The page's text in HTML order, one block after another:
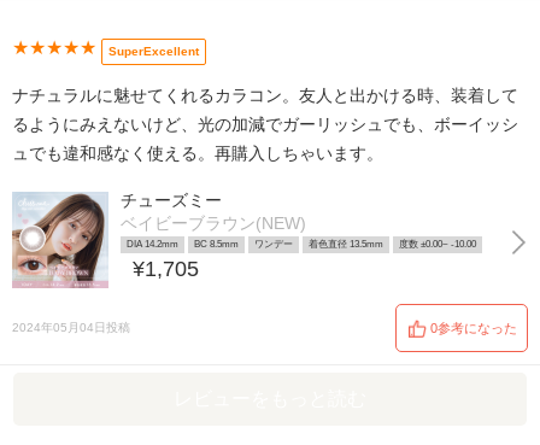
★★★★★ SuperExcellent
ナチュラルに魅せてくれるカラコン。友人と出かける時、装着して
るようにみえないけど、光の加減でガーリッシュでも、ボーイッシ
ュでも違和感なく使える。再購入しちゃいます。
チューズミー
ベイビーブラウン(NEW)
DIA 14.2mm BC 8.5mm ワンデー 着色直径 13.5mm 度数 ±0.00~ -10.00
¥1,705
2024年05月04日投稿 0参考になった